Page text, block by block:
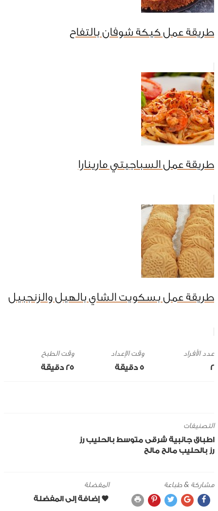
طريقة عمل كيكة شوفان بالتفاح
طريقة عمل السباجيتي مارينارا
طريقة عمل بسكويت الشاي بالهيل والزنجبيل
2
وقت الإعداد
5 ‎دقيقة
وقت الطبخ
25 ‎دقيقة
التصنيفات
اطباق جانبية شرقى متوسط بالحليب رز
رز بالحليب مالح مالح
مشاركة & طباعة المفضلة